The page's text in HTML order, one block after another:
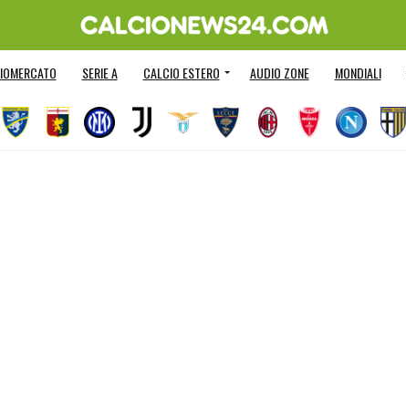
SERIE A CALCIO ESTERO AUDIO ZONE MONDIALI